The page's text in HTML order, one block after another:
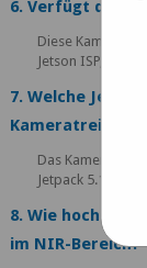
6. Verfügt diese
Diese Kamera
Jetson ISP,
7. Welche
Das
Jetpack 5.1.2
8. Wie hoch ist
im NIR-Bereich?